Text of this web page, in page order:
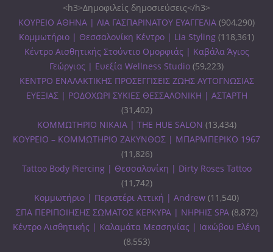
<h3>Δημοφιλείς δημοσιεύσεις</h3>
ΚΟΥΡΕΙΟ ΑΘΗΝΑ | ΛΙΑ ΓΑΣΠΑΡΙΝΑΤΟΥ ΕΥΑΓΓΕΛΙΑ (904,290)
Κομμωτήριο | Θεσσαλονίκη Κέντρο | Lia Styling (118,361)
Κέντρο Αισθητικής Στούντιο Ομορφιάς | Καβάλα Άγιος
Γεώργιος | Ευεξία Wellness Studio (59,223)
ΚΕΝΤΡΟ ΕΝΑΛΑΚΤΙΚΗΣ ΠΡΟΣΕΓΓΙΣΕΙΣ ΖΩΗΣ ΑΥΤΟΓΝΩΣΙΑΣ
ΕΥΕΞΙΑΣ | ΡΟΔΟΧΩΡΙ ΣΥΚΙΕΣ ΘΕΣΣΑΛΟΝΙΚΗ | ΑΣΤΑΡΤΗ
(31,402)
ΚΟΜΜΩΤΗΡΙΟ ΝΙΚΑΙΑ | THE HUE SALON (13,434)
ΚΟΥΡΕΙΟ – ΚΟΜΜΩΤΗΡΙΟ ΖΑΚΥΝΘΟΣ | ΜΠΑΡΜΠΕΡΙΚΟ 1967
(11,826)
Tattoo Body Piercing | Θεσσαλονίκη | Dirty Roses Tattoo
(11,742)
Κομμωτήριο | Περιστέρι Αττική | Andrew (11,540)
ΣΠΑ ΠΕΡΙΠΟΙΗΣΗΣ ΣΩΜΑΤΟΣ ΚΕΡΚΥΡΑ | ΝΗΡΗΙΣ SPA (8,872)
Κέντρο Αισθητικής | Καλαμάτα Μεσσηνίας | Ιακώβου Ελένη
(8,553)